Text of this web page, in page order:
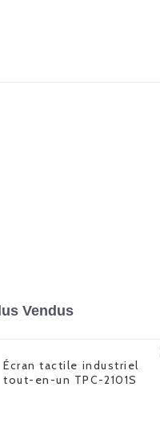
Vendus
Écran tactile industriel
tout-en-un TPC-2101S